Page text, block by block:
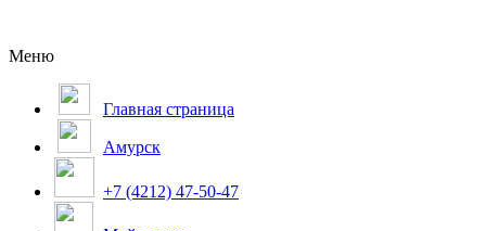
Меню
Главная страница
Амурск
+7 (4212) 47-50-47